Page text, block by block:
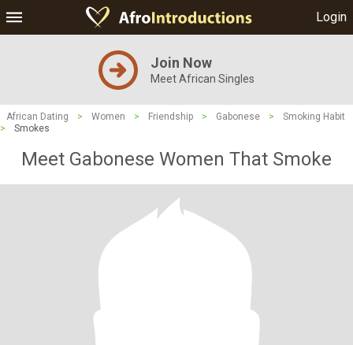
Login
Join Now
Meet African Singles
African Dating > Women > Friendship > Gabonese >
Smoking Habit
>
Smokes
Meet Gabonese Women That Smoke